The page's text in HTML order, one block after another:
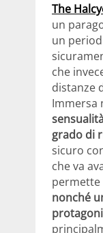
The
un
un
che
distanze
Immersa
grado di
sicuro
che va
permette
nonché